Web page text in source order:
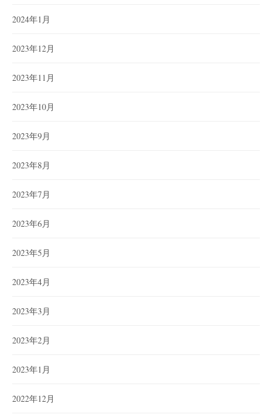
2024年1月
2023年12月
2023年11月
2023年10月
2023年9月
2023年8月
2023年7月
2023年6月
2023年5月
2023年4月
2023年3月
2023年2月
2023年1月
2022年12月